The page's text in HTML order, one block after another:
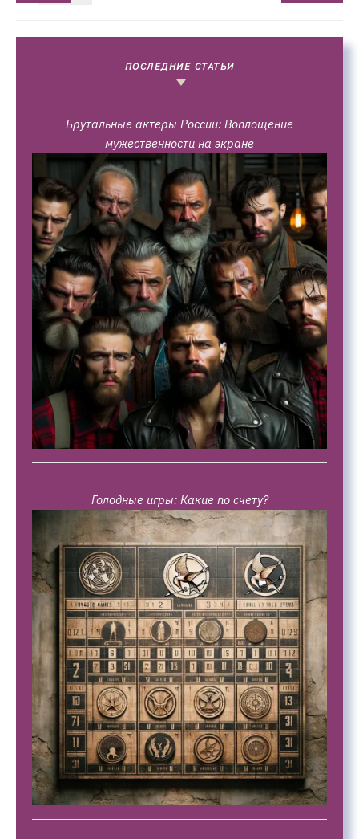
ПОСЛЕДНИЕ СТАТЬИ
Брутальные актеры России: Воплощение
мужественности на экране
Голодные игры: Какие по счету?